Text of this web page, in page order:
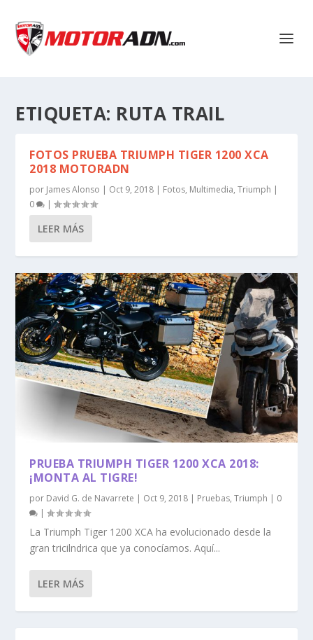
ETIQUETA: RUTA TRAIL
FOTOS PRUEBA TRIUMPH TIGER 1200 XCA
2018 MOTORADN
por James Alonso | Oct 9, 2018 | Fotos, Multimedia,Triumph |
0
|
LEER MÁS
PRUEBA TRIUMPH TIGER 1200 XCA 2018:
¡MONTA AL TIGRE!
por David G. de Navarrete | Oct 9, 2018 | Pruebas,Triumph | 0
|
La Triumph Tiger 1200 XCA ha evolucionado desde la
gran tricilndrica que ya conocíamos. Aquí...
LEER MÁS